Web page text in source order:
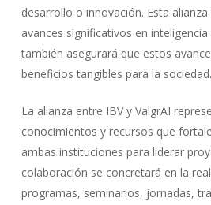
desarrollo o innovación. Esta
avances significativos en
también asegurará que estos
beneficios tangibles para la sociedad.
La alianza entre IBV y ValgrAI
conocimientos y recursos que
ambas instituciones para liderar
colaboración se concretará en la
programas, seminarios, jornadas,